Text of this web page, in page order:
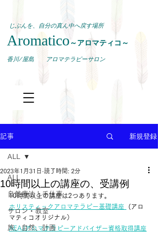
じぶんを、自分の真ん中へ戻す場所
Aromatico～アロマティコ～
​香川/屋島 アロマテラピーサロン
記事 新規登録
ALL
自然療法と手仕事
サロン・教室
旅、自然、計画
ALL
10時間以上の講座の、受講例
2023年1月31日 読了時間: 2分
10時間以上の講座は2つあります。
ホリスティックアロマテラピー基礎講座
(アロ
マティコオリジナル）
AEAJアロマテラピーアドバイザー資格取得講座